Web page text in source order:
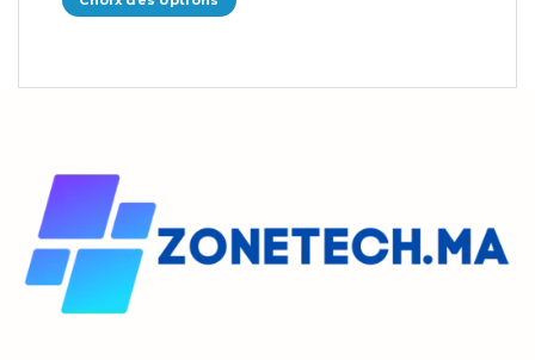
2.790,00 MAD
peuvent
être
choisies